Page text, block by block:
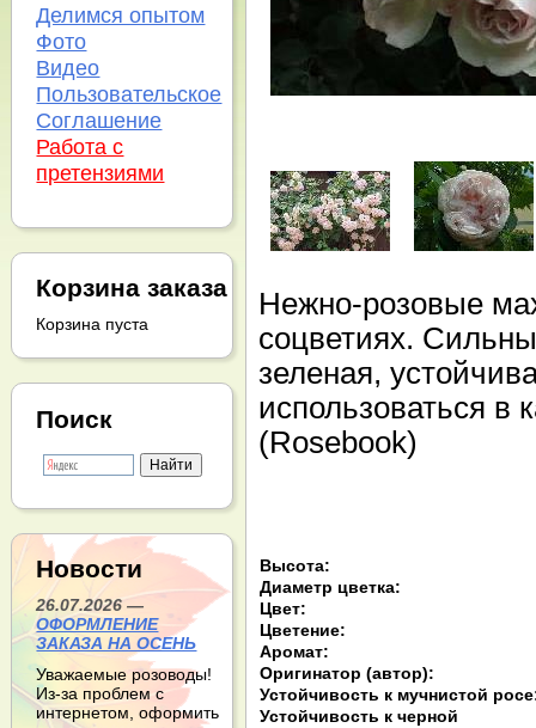
Нежно-розовые
соцветиях.
зеленая,
использоваться в
(Rosebook)
Высота:
Диаметр цветка:
Цвет:
Цветение:
Аромат:
Оригинатор (автор):
Устойчивость к мучнистой
Устойчивость к черной
Делимся опытом
Фото
Видео
Пользовательское
Соглашение
Работа с
претензиями
Корзина заказа
Корзина пуста
Поиск
Новости
26.07.2026 —
ОФОРМЛЕНИЕ
ЗАКАЗА НА ОСЕНЬ
Уважаемые розоводы!
Из-за проблем с
интернетом, оформить